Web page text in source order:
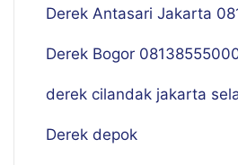
Derek Antasari Jakarta
Derek Bogor
derek cilandak jakarta
Derek depok